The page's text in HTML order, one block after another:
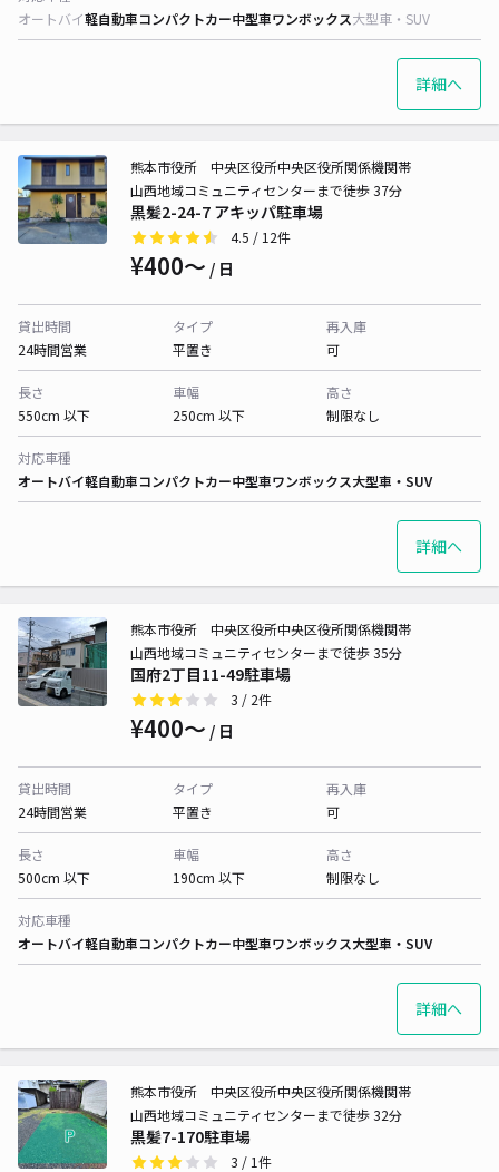
オートバイ軽自動車コンパクトカー中型車ワンボックス大型車・SUV
詳細へ
黒髪2-24-7 アキッパ駐車場
熊本市役所 中央区役所中央区役所関係機関帯
山西地域コミュニティセンターまで徒歩 37分
4.5 / 12件
¥400〜 / 日
貸出時間
24時間営業
タイプ
平置き
再入庫
可
長さ
550cm 以下
車幅
250cm 以下
高さ
制限なし
対応車種
オートバイ軽自動車コンパクトカー中型車ワンボックス大型車・SUV
詳細へ
国府2丁目11-49駐車場
熊本市役所 中央区役所中央区役所関係機関帯
山西地域コミュニティセンターまで徒歩 35分
3 / 2件
¥400〜 / 日
貸出時間
24時間営業
タイプ
平置き
再入庫
可
長さ
500cm 以下
車幅
190cm 以下
高さ
制限なし
対応車種
オートバイ軽自動車コンパクトカー中型車ワンボックス大型車・SUV
詳細へ
黒髪7-170駐車場
熊本市役所 中央区役所中央区役所関係機関帯
山西地域コミュニティセンターまで徒歩 32分
3 / 1件